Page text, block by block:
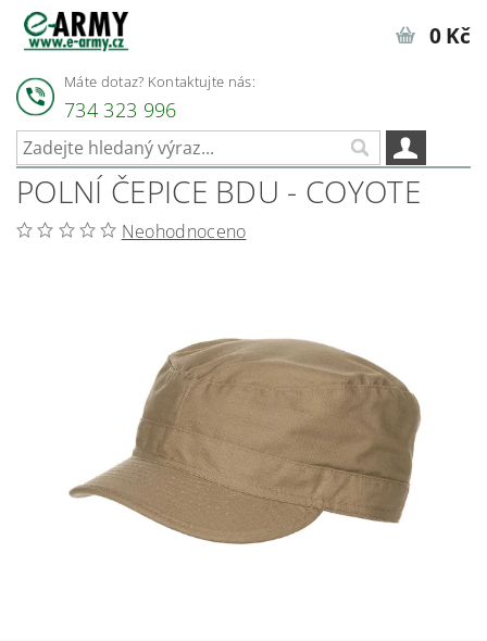
Máte dotaz? Kontaktujte nás:
734 323 996
0 Kč
POLNÍ ČEPICE BDU - COYOTE
Neohodnoceno